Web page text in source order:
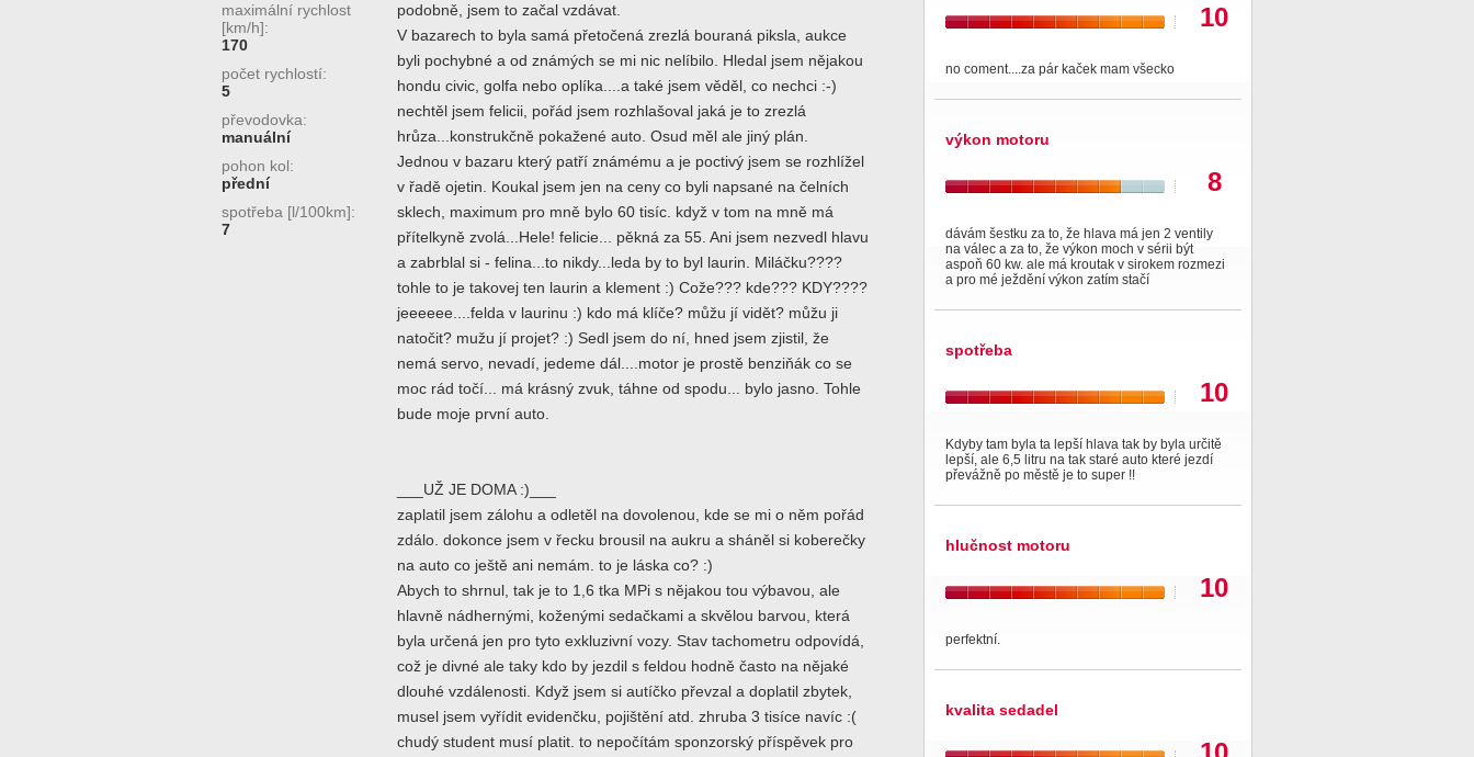
maximální rychlost
[km/h]:
170
počet rychlostí:
5
převodovka:
manuální
pohon kol:
přední
spotřeba [l/100km]:
7
podobně, jsem to začal vzdávat.
V bazarech to byla samá přetočená zrezlá bouraná piksla, aukce
byli pochybné a od známých se mi nic nelíbilo. Hledal jsem nějakou
hondu civic, golfa nebo oplíka....a také jsem věděl, co nechci :-)
nechtěl jsem felicii, pořád jsem rozhlašoval jaká je to zrezlá
hrůza...konstrukčně pokažené auto. Osud měl ale jiný plán.
Jednou v bazaru který patří známému a je poctivý jsem se rozhlížel
v řadě ojetin. Koukal jsem jen na ceny co byli napsané na čelních
sklech, maximum pro mně bylo 60 tisíc. když v tom na mně má
přítelkyně zvolá...Hele! felicie... pěkná za 55. Ani jsem nezvedl hlavu
a zabrblal si - felina...to nikdy...leda by to byl laurin. Miláčku????
tohle to je takovej ten laurin a klement :) Cože??? kde??? KDY????
jeeeeee....felda v laurinu :) kdo má klíče? můžu jí vidět? můžu ji
natočit? mužu jí projet? :) Sedl jsem do ní, hned jsem zjistil, že
nemá servo, nevadí, jedeme dál....motor je prostě benziňák co se
moc rád točí... má krásný zvuk, táhne od spodu... bylo jasno. Tohle
bude moje první auto.
___UŽ JE DOMA :)___
zaplatil jsem zálohu a odletěl na dovolenou, kde se mi o něm pořád
zdálo. dokonce jsem v řecku brousil na aukru a sháněl si koberečky
na auto co ještě ani nemám. to je láska co? :)
Abych to shrnul, tak je to 1,6 tka MPi s nějakou tou výbavou, ale
hlavně nádhernými, koženými sedačkami a skvělou barvou, která
byla určená jen pro tyto exkluzivní vozy. Stav tachometru odpovídá,
což je divné ale taky kdo by jezdil s feldou hodně často na nějaké
dlouhé vzdálenosti. Když jsem si autíčko převzal a doplatil zbytek,
musel jsem vyřídit evidenčku, pojištění atd. zhruba 3 tisíce navíc :(
chudý student musí platit. to nepočítám sponzorský příspěvek pro
10
no coment....za pár kaček mam všecko
výkon motoru
8
dávám šestku za to, že hlava má jen 2 ventily
na válec a za to, že výkon moch v sérii být
aspoň 60 kw. ale má kroutak v sirokem rozmezi
a pro mé ježdění výkon zatím stačí
spotřeba
10
Kdyby tam byla ta lepší hlava tak by byla určitě
lepší, ale 6,5 litru na tak staré auto které jezdí
převážně po městě je to super !!
hlučnost motoru
10
perfektní.
kvalita sedadel